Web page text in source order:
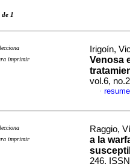
1
imprimir
Irigoín,
Venosa
vol.6,
·
imprimir
Raggio,
a la
246.